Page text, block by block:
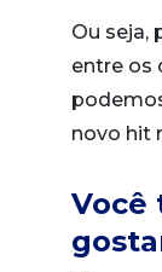
Ou seja,
entre os
novo hit
Você